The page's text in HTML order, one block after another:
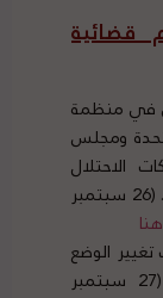
قضائية
في منظمة
ومجلس
الاحتلال
المتواصلة وآخرها مجزرة القدس وجنين. (26 سبتمبر
هنا
الوضع
التاريخي القائم بالمسجد الأقصى. (27 سبتمبر